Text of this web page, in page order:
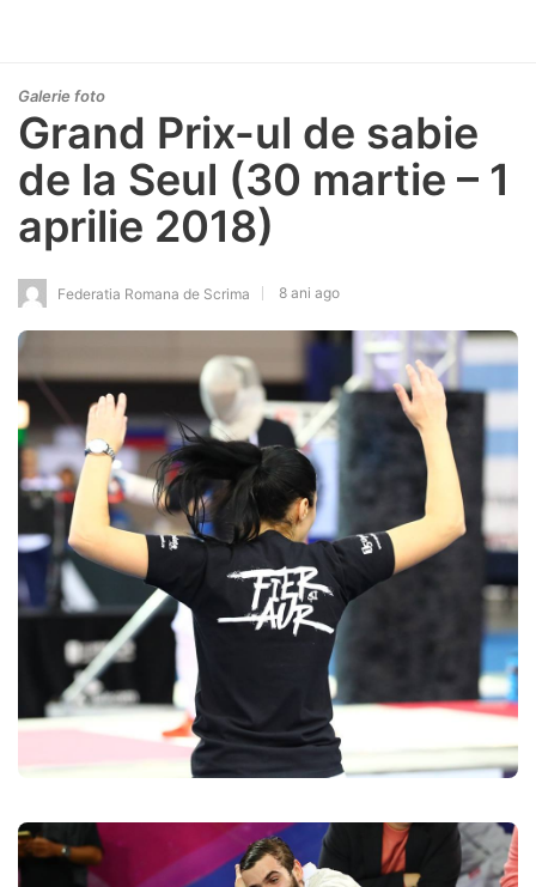
Galerie foto
Grand Prix-ul de sabie
de la Seul (30 martie – 1
aprilie 2018)
Federatia Romana de Scrima 8 ani ago